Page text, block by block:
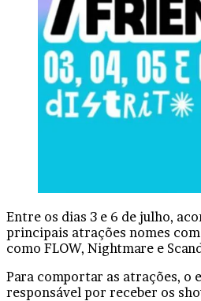
Facebook
X
Linkedin
Tumblr
Pinterest
Reddit
VK
OK
Pocket
Entre os dias 3 e 6 de julho,
principais atrações nomes
como FLOW, Nightmare e
Para comportar as atrações, o
responsável por receber os